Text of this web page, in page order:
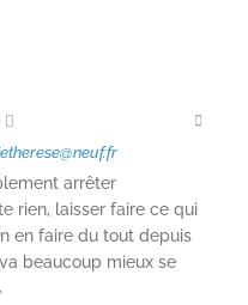
arrêter
rien, laisser faire ce qui
en faire du tout depuis
beaucoup mieux se